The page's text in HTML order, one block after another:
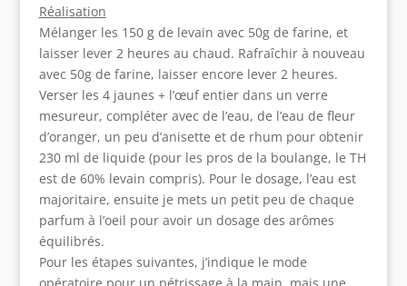
Réalisation
Mélanger les 150 g de levain avec 50g de farine, et
laisser lever 2 heures au chaud. Rafraîchir à nouveau
avec 50g de farine, laisser encore lever 2 heures.
Verser les 4 jaunes + l’œuf entier dans un verre
mesureur, compléter avec de l’eau, de l’eau de fleur
d’oranger, un peu d’anisette et de rhum pour obtenir
230 ml de liquide (pour les pros de la boulange, le TH
est de 60% levain compris). Pour le dosage, l’eau est
majoritaire, ensuite je mets un petit peu de chaque
parfum à l’oeil pour avoir un dosage des arômes
équilibrés.
Pour les étapes suivantes, j’indique le mode